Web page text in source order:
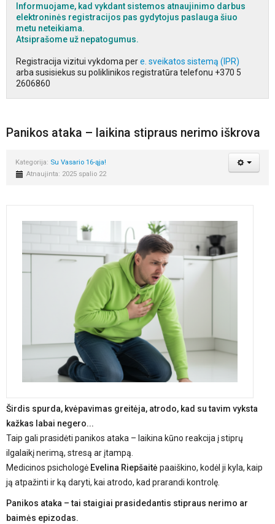
Informuojame, kad vykdant sistemos atnaujinimo darbus
elektroninės registracijos pas gydytojus paslauga šiuo
metu neteikiama.
Atsiprašome už nepatogumus.
Registracija vizitui vykdoma pere. sveikatos sistemą (IPR)
arba susisiekus su poliklinikos registratūra telefonu +370 5
2606860
Panikos ataka – laikina stipraus nerimo iškrova
Kategorija: Su Vasario 16-ąja!
Atnaujinta: 2025 spalio 22
Širdis spurda, kvėpavimas greitėja, atrodo, kad su tavim vyksta
kažkas labai negero...
Taip gali prasidėti panikos ataka – laikina kūno reakcija į stiprų
ilgalaikį nerimą, stresą ar įtampą.
Medicinos psichologė Evelina Riepšaitė paaiškino, kodėl ji kyla, kaip
ją atpažinti ir ką daryti, kai atrodo, kad prarandi kontrolę.
Panikos ataka – tai staigiai prasidedantis stipraus nerimo ar
baimės epizodas.